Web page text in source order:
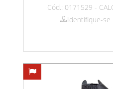
Cód.: 0171529 -
Identifique-se